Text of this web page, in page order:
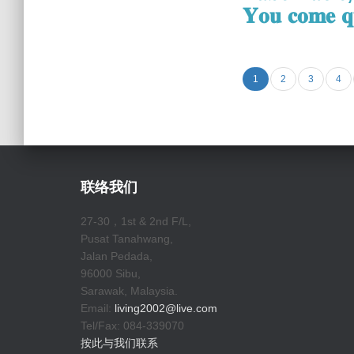
𝐘𝐨𝐮 𝐜𝐨𝐦𝐞
1 2 3 4
联络我们
27-30，1st & 2nd F/L,
Pusat Tanahwang,
Jalan Pedada,
96000 Sibu,
Sarawak, Malaysia.
Email: living2002@live.com
Tel/Fax: 084-339070
按此与我们联系